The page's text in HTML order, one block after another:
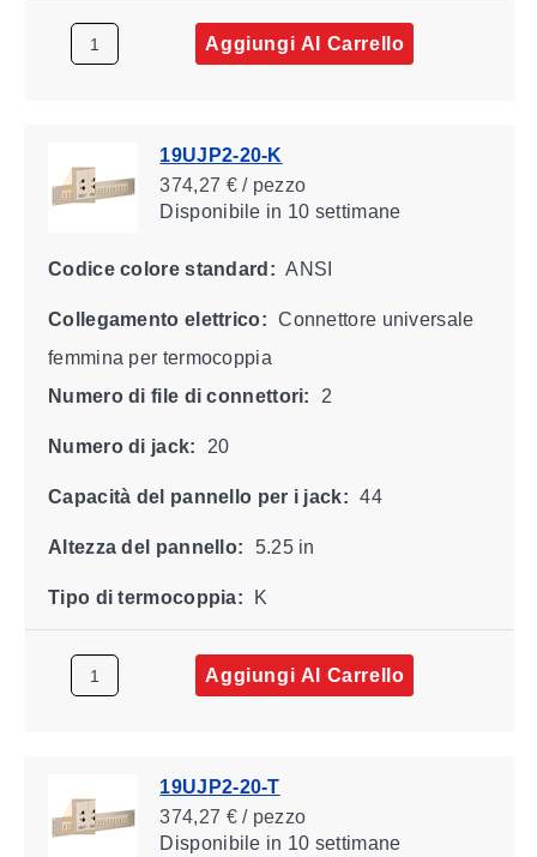
Aggiungi Al Carrello
19UJP2-20-K
374,27 € / pezzo
Disponibile in 10 settimane
Codice colore standard: ANSI
Collegamento elettrico: Connettore universale
femmina per termocoppia
Numero di file di connettori:
2
Numero di jack: 20
Capacità del pannello per i jack: 44
Altezza del pannello: 5.25 in
Tipo di termocoppia: K
Aggiungi Al Carrello
19UJP2-20-T
374,27 € / pezzo
Disponibile in 10 settimane